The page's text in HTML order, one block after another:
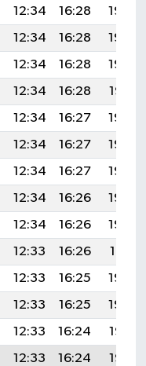
12:34 16:28
19:50
12:34 16:28
19:49
12:34 16:28
19:48
12:34 16:28
19:47
12:34 16:27
19:46
12:34 16:27
19:45
12:34 16:27
19:44
12:34 16:26
19:43
12:34 16:26
19:42
12:33 16:26
19:41
12:33 16:25
19:40
12:33 16:25
19:39
12:33 16:24
19:38
12:33 16:24
19:36